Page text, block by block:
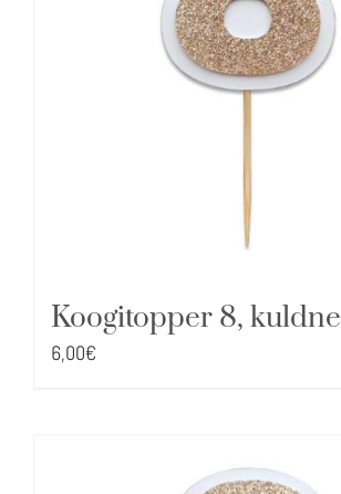
Koogitopper 8, kuldne
6,00€